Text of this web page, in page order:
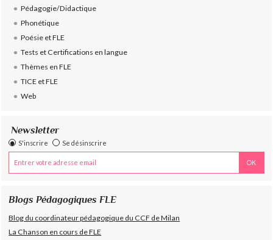
Pédagogie/Didactique
Phonétique
Poésie et FLE
Tests et Certifications en langue
Thèmes en FLE
TICE et FLE
Web
Newsletter
S'inscrire Se désinscrire
Blogs Pédagogiques FLE
Blog du coordinateur pédagogique du CCF de Milan
La Chanson en cours de FLE